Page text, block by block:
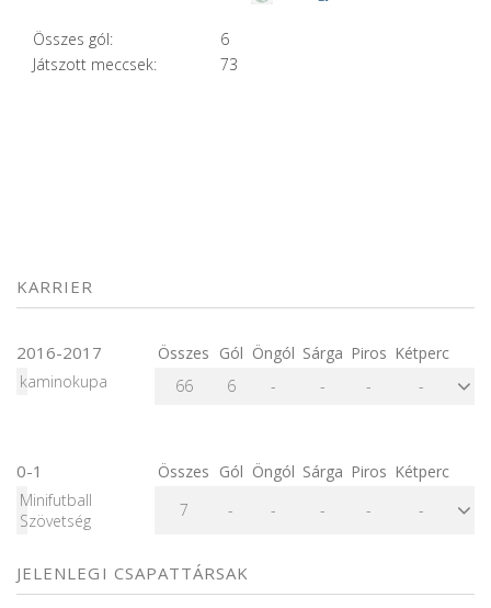
Összes gól:
6
Játszott meccsek:
73
KARRIER
2016-2017 Összes Gól Öngól Sárga Piros Kétperc
kaminokupa
66 6 - - - -
0-1 Összes Gól Öngól Sárga Piros Kétperc
Minifutball
Szövetség
7 - - - - -
JELENLEGI CSAPATTÁRSAK